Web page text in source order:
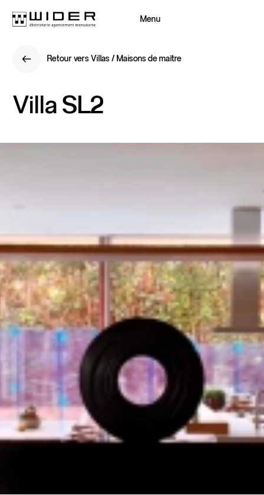
Retour
Menu
Retour vers Villas / Maisons de maître
Villa SL2